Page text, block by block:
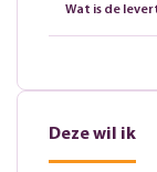
Wat is de
Deze wil ik